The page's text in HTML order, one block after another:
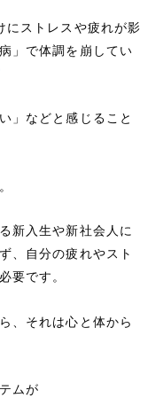
にストレスや疲れが影
」で体調を崩してい
」などと感じること
新入生や新社会人に
、自分の疲れやスト
要です。
、それは心と体から
テムが